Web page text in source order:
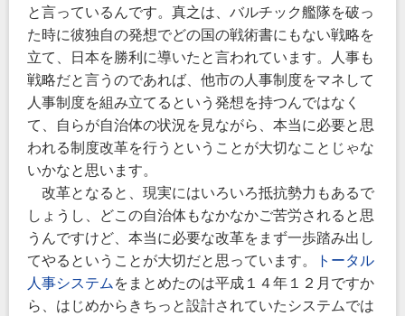
と言っているんです。真之は、バルチック艦隊を破っ
た時に彼独自の発想でどの国の戦術書にもない戦略を
立て、日本を勝利に導いたと言われています。人事も
戦略だと言うのであれば、他市の人事制度をマネして
人事制度を組み立てるという発想を持つんではなく
て、自らが自治体の状況を見ながら、本当に必要と思
われる制度改革を行うということが大切なことじゃな
いかなと思います。
改革となると、現実にはいろいろ抵抗勢力もあるで
しょうし、どこの自治体もなかなかご苦労されると思
うんですけど、本当に必要な改革をまず一歩踏み出し
てやるということが大切だと思っています。
トータル
人事システムをまとめたのは平成１４年１２月ですか
ら、はじめからきちっと設計されていたシステムでは